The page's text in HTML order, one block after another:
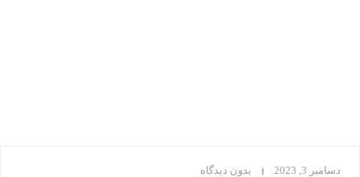
دسامبر 3, 2023 بدون دیدگاه